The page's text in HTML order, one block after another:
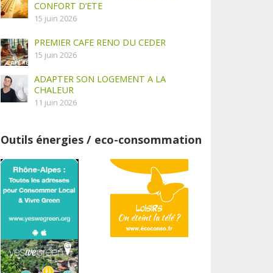
CONFORT D’ETE
15 juin 2026
PREMIER CAFE RENO DU CEDER
15 juin 2026
ADAPTER SON LOGEMENT A LA
CHALEUR
11 juin 2026
Outils énergies / eco-consommation